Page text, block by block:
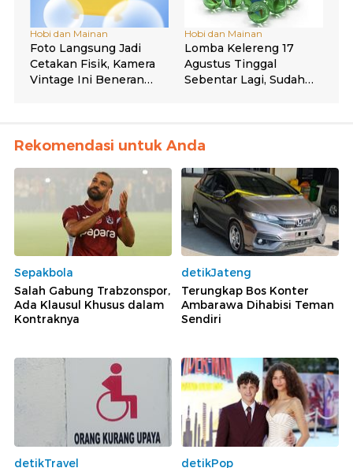
Rekomendasi untuk Anda
Sepakbola
Salah Gabung Trabzonspor,
Ada Klausul Khusus dalam
Kontraknya
detikJateng
Terungkap Bos Konter
Ambarawa Dihabisi Teman
Sendiri
detikTravel
detikPop